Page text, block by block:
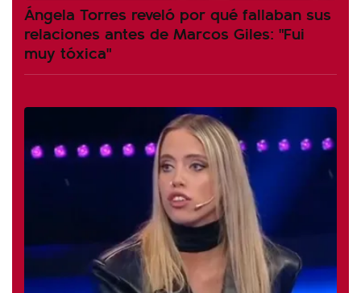
Ángela Torres reveló por qué fallaban sus
relaciones antes de Marcos Giles: "Fui
muy tóxica"